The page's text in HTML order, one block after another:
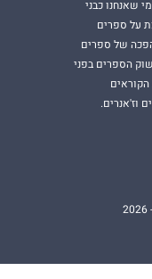
שאנחנו כבני
על ספרים
של ספרים
הספרים בפני
וז'אנרים.